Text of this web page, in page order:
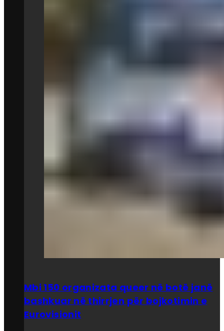
Mbi 150 organizata queer në botë janë
bashkuar në thirrjen për bojkotimin e
Eurovisionit